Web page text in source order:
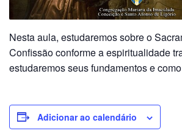
Nesta aula, estudaremos sobre o
Confissão conforme a espiritualidade
estudaremos seus fundamentos e
Adicionar ao calendário